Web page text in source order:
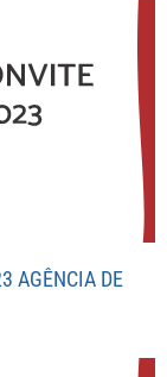
AGÊNCIA DE